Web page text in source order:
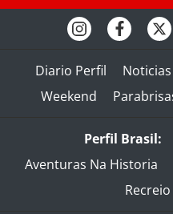
Diario Perfil Noticias
Weekend
Perfil Brasil:
Aventuras Na Historia
Recreio